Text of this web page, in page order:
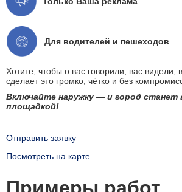
Для водителей и пешеходов
Хотите, чтобы о вас говорили, вас
сделает это громко, чётко и без
Включайте наружку — и город станет
площадкой!
Отправить заявку
Посмотреть на карте